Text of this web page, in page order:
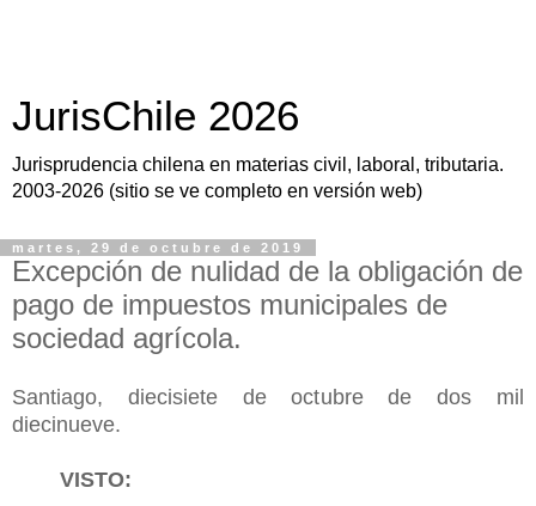
JurisChile 2026
Jurisprudencia chilena en materias civil, laboral, tributaria.
2003-2026 (sitio se ve completo en versión web)
martes, 29 de octubre de 2019
Excepción de nulidad de la obligación de
pago de impuestos municipales de
sociedad agrícola.
Santiago, diecisiete de octubre de dos mil
diecinueve.
VISTO: